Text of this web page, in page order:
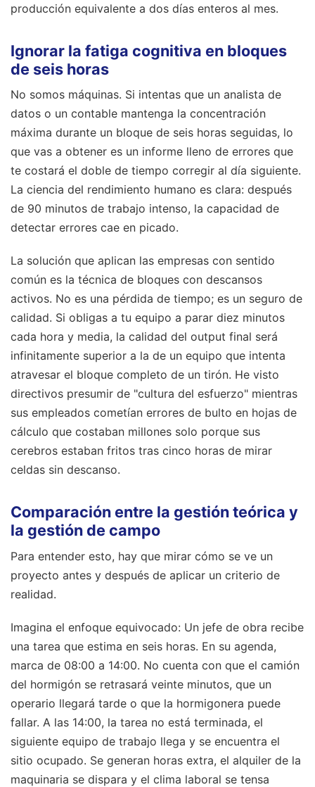
producción equivalente a dos días enteros al mes.
Ignorar la fatiga cognitiva en bloques
de seis horas
No somos máquinas. Si intentas que un analista de
datos o un contable mantenga la concentración
máxima durante un bloque de seis horas seguidas, lo
que vas a obtener es un informe lleno de errores que
te costará el doble de tiempo corregir al día siguiente.
La ciencia del rendimiento humano es clara: después
de 90 minutos de trabajo intenso, la capacidad de
detectar errores cae en picado.
La solución que aplican las empresas con sentido
común es la técnica de bloques con descansos
activos. No es una pérdida de tiempo; es un seguro de
calidad. Si obligas a tu equipo a parar diez minutos
cada hora y media, la calidad del output final será
infinitamente superior a la de un equipo que intenta
atravesar el bloque completo de un tirón. He visto
directivos presumir de "cultura del esfuerzo" mientras
sus empleados cometían errores de bulto en hojas de
cálculo que costaban millones solo porque sus
cerebros estaban fritos tras cinco horas de mirar
celdas sin descanso.
Comparación entre la gestión teórica y
la gestión de campo
Para entender esto, hay que mirar cómo se ve un
proyecto antes y después de aplicar un criterio de
realidad.
Imagina el enfoque equivocado: Un jefe de obra recibe
una tarea que estima en seis horas. En su agenda,
marca de 08:00 a 14:00. No cuenta con que el camión
del hormigón se retrasará veinte minutos, que un
operario llegará tarde o que la hormigonera puede
fallar. A las 14:00, la tarea no está terminada, el
siguiente equipo de trabajo llega y se encuentra el
sitio ocupado. Se generan horas extra, el alquiler de la
maquinaria se dispara y el clima laboral se tensa